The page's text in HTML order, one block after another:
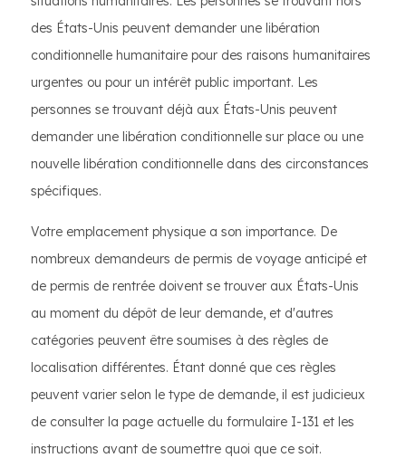
des États-Unis peuvent demander une libération
conditionnelle humanitaire pour des raisons humanitaires
urgentes ou pour un intérêt public important. Les
personnes se trouvant déjà aux États-Unis peuvent
demander une libération conditionnelle sur place ou une
nouvelle libération conditionnelle dans des circonstances
spécifiques.
Votre emplacement physique a son importance. De
nombreux demandeurs de permis de voyage anticipé et
de permis de rentrée doivent se trouver aux États-Unis
au moment du dépôt de leur demande, et d'autres
catégories peuvent être soumises à des règles de
localisation différentes. Étant donné que ces règles
peuvent varier selon le type de demande, il est judicieux
de consulter la page actuelle du formulaire I-131 et les
instructions avant de soumettre quoi que ce soit.